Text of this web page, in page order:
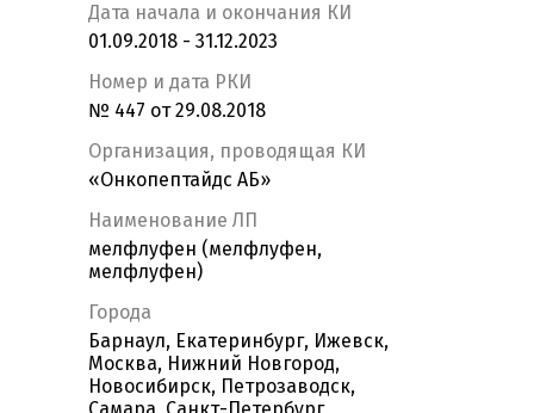
Дата начала и окончания КИ
01.09.2018 - 31.12.2023
Номер и дата РКИ
№ 447 от 29.08.2018
Организация, проводящая КИ
«Онкопептайдc АБ»
Наименование ЛП
мелфлуфен (мелфлуфен,
мелфлуфен)
Города
Барнаул, Екатеринбург, Ижевск,
Москва, Нижний Новгород,
Новосибирск, Петрозаводск,